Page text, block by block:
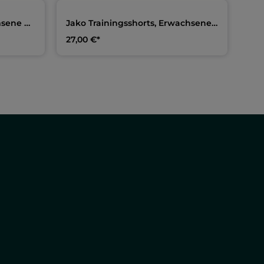
&
Jako Trainingsshorts, Erwachsene
27,00 €*